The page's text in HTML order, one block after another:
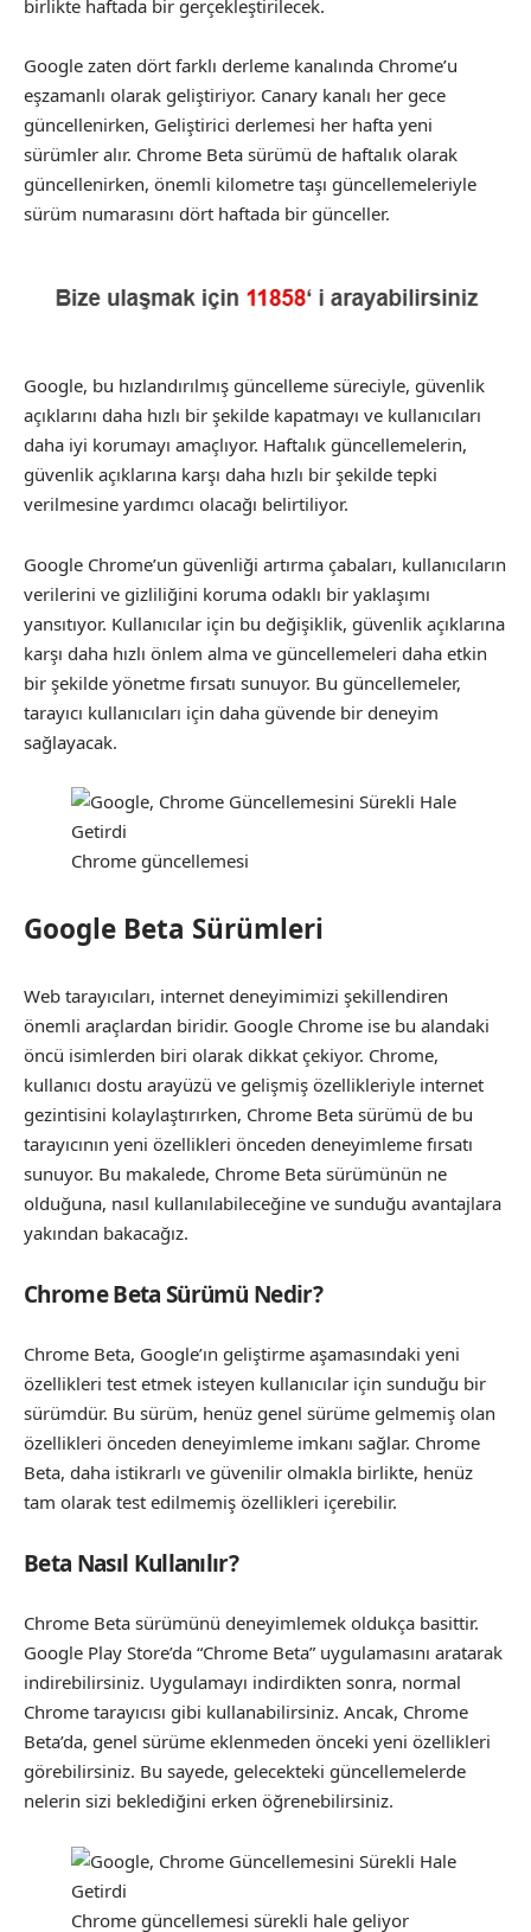
birlikte haftada bir gerçekleştirilecek.
Google zaten dört farklı derleme kanalında Chrome’u
eşzamanlı olarak geliştiriyor. Canary kanalı her gece
güncellenirken, Geliştirici derlemesi her hafta yeni
sürümler alır. Chrome Beta sürümü de haftalık olarak
güncellenirken, önemli kilometre taşı güncellemeleriyle
sürüm numarasını dört haftada bir günceller.
Google, bu hızlandırılmış güncelleme süreciyle, güvenlik
açıklarını daha hızlı bir şekilde kapatmayı ve kullanıcıları
daha iyi korumayı amaçlıyor. Haftalık güncellemelerin,
güvenlik açıklarına karşı daha hızlı bir şekilde tepki
verilmesine yardımcı olacağı belirtiliyor.
Google Chrome’un güvenliği artırma çabaları, kullanıcıların
verilerini ve gizliliğini koruma odaklı bir yaklaşımı
yansıtıyor. Kullanıcılar için bu değişiklik, güvenlik açıklarına
karşı daha hızlı önlem alma ve güncellemeleri daha etkin
bir şekilde yönetme fırsatı sunuyor. Bu güncellemeler,
tarayıcı kullanıcıları için daha güvende bir deneyim
sağlayacak.
Chrome güncellemesi
Google Beta Sürümleri
Web tarayıcıları, internet deneyimimizi şekillendiren
önemli araçlardan biridir. Google Chrome ise bu alandaki
öncü isimlerden biri olarak dikkat çekiyor. Chrome,
kullanıcı dostu arayüzü ve gelişmiş özellikleriyle internet
gezintisini kolaylaştırırken, Chrome Beta sürümü de bu
tarayıcının yeni özellikleri önceden deneyimleme fırsatı
sunuyor. Bu makalede, Chrome Beta sürümünün ne
olduğuna, nasıl kullanılabileceğine ve sunduğu avantajlara
yakından bakacağız.
Chrome Beta Sürümü Nedir?
Chrome Beta, Google’ın geliştirme aşamasındaki yeni
özellikleri test etmek isteyen kullanıcılar için sunduğu bir
sürümdür. Bu sürüm, henüz genel sürüme gelmemiş olan
özellikleri önceden deneyimleme imkanı sağlar. Chrome
Beta, daha istikrarlı ve güvenilir olmakla birlikte, henüz
tam olarak test edilmemiş özellikleri içerebilir.
Beta Nasıl Kullanılır?
Chrome Beta sürümünü deneyimlemek oldukça basittir.
Google Play Store’da “Chrome Beta” uygulamasını aratarak
indirebilirsiniz. Uygulamayı indirdikten sonra, normal
Chrome tarayıcısı gibi kullanabilirsiniz. Ancak, Chrome
Beta’da, genel sürüme eklenmeden önceki yeni özellikleri
görebilirsiniz. Bu sayede, gelecekteki güncellemelerde
nelerin sizi beklediğini erken öğrenebilirsiniz.
Chrome güncellemesi sürekli hale geliyor